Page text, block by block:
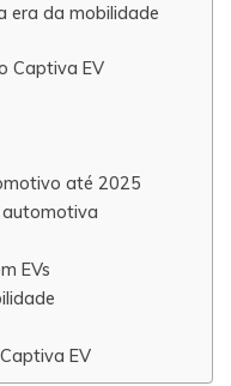
era da mobilidade
Captiva EV
até 2025
automotiva
EVs
EV